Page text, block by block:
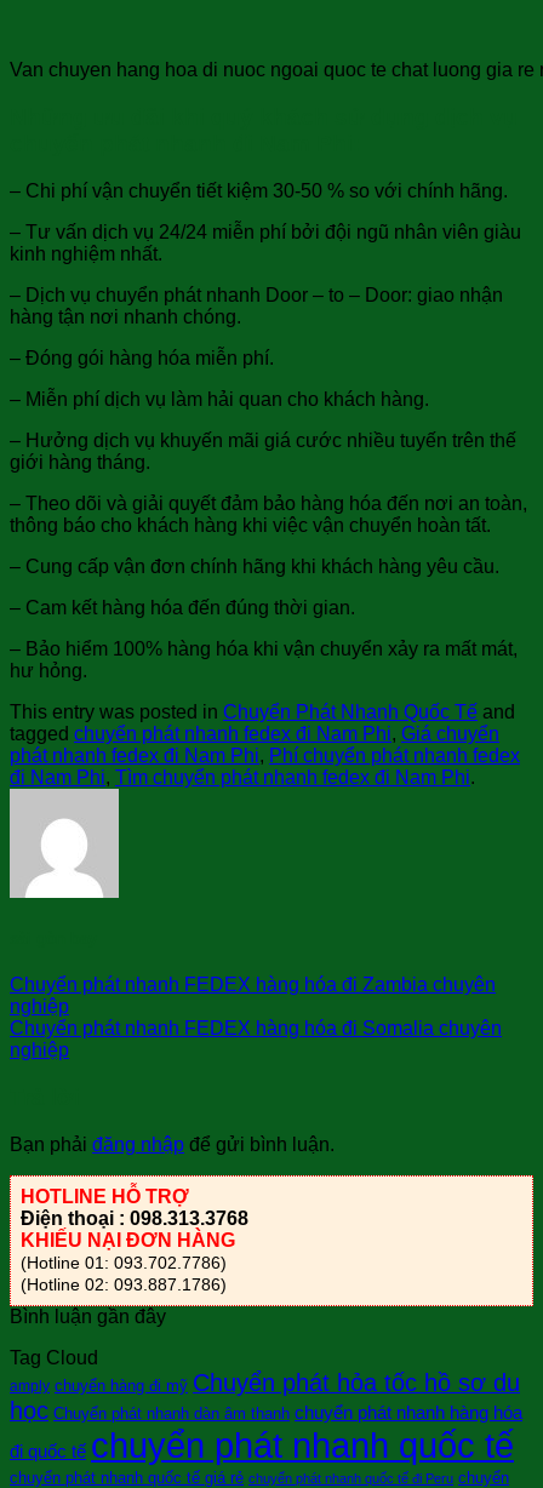
Van chuyen hang hoa di nuoc ngoai quoc te chat luong gia re
– Chi phí vận chuyển tiết kiệm 30-50 % so với chính hãng.
– Tư vấn dịch vụ 24/24 miễn phí bởi đội ngũ nhân viên giàu
kinh nghiệm nhất.
– Dịch vụ chuyển phát nhanh Door – to – Door: giao nhận
hàng tận nơi nhanh chóng.
– Đóng gói hàng hóa miễn phí.
– Miễn phí dịch vụ làm hải quan cho khách hàng.
– Hưởng dịch vụ khuyến mãi giá cước nhiều tuyến trên thế
giới hàng tháng.
– Theo dõi và giải quyết đảm bảo hàng hóa đến nơi an toàn,
thông báo cho khách hàng khi việc vận chuyển hoàn tất.
– Cung cấp vận đơn chính hãng khi khách hàng yêu cầu.
– Cam kết hàng hóa đến đúng thời gian.
– Bảo hiểm 100% hàng hóa khi vận chuyển xảy ra mất mát,
hư hỏng.
This entry was posted in Chuyển Phát Nhanh Quốc Tế and
tagged chuyển phát nhanh fedex đi Nam Phi, Giá chuyển
phát nhanh fedex đi Nam Phi, Phí chuyển phát nhanh fedex
đi Nam Phi, Tìm chuyển phát nhanh fedex đi Nam Phi.
Chuyển phát nhanh FEDEX hàng hóa đi Zambia chuyên
nghiệp
Chuyển phát nhanh FEDEX hàng hóa đi Somalia chuyên
nghiệp
Bạn phải đăng nhập để gửi bình luận.
HOTLINE HỖ TRỢ
Điện thoại : 098.313.3768
KHIẾU NẠI ĐƠN HÀNG
(Hotline 01: 093.702.7786)
(Hotline 02: 093.887.1786)
Bình luận gần đây
Tag Cloud
amply chuyển hàng đi mỹ Chuyển phát hỏa tốc hồ sơ du
học Chuyển phát nhanh dàn âm thanh chuyển phát nhanh hàng hóa
đi quốc tế chuyển phát nhanh quốc tế
chuyển phát nhanh quốc tế giá rẻ chuyển phát nhanh quốc tế đi Peru chuyển